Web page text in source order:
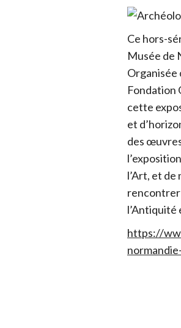
Ce hors-
Musée de
Organisée
Fondation
cette
et
des
l’Art, et
rencontrer
l’Antiquité
https://